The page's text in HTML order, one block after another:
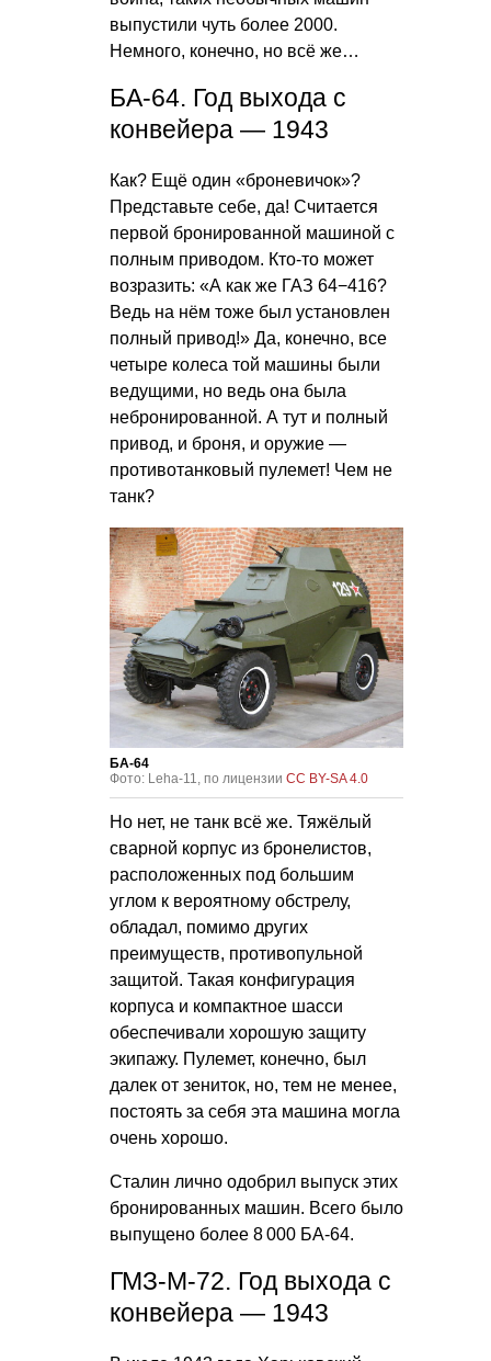
выпустили чуть более 2000.
Немного, конечно, но всё же…
БА-64. Год выхода с
конвейера — 1943
Как? Ещё один «броневичок»?
Представьте себе, да! Считается
первой бронированной машиной с
полным приводом. Кто-то может
возразить: «А как же ГАЗ 64−416?
Ведь на нём тоже был установлен
полный привод!» Да, конечно, все
четыре колеса той машины были
ведущими, но ведь она была
небронированной. А тут и полный
привод, и броня, и оружие —
противотанковый пулемет! Чем не
танк?
БА-64
Фото: Leha-11, по лицензии CC BY-SA 4.0
Но нет, не танк всё же. Тяжёлый
сварной корпус из бронелистов,
расположенных под большим
углом к вероятному обстрелу,
обладал, помимо других
преимуществ, противопульной
защитой. Такая конфигурация
корпуса и компактное шасси
обеспечивали хорошую защиту
экипажу. Пулемет, конечно, был
далек от зениток, но, тем не менее,
постоять за себя эта машина могла
очень хорошо.
Сталин лично одобрил выпуск этих
бронированных машин. Всего было
выпущено более 8 000 БА-64.
ГМЗ-М-72. Год выхода с
конвейера — 1943